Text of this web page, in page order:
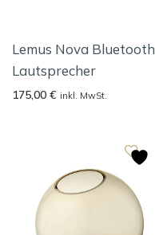
Lemus Nova Bluetooth
Lautsprecher
175,00 € inkl. MwSt.